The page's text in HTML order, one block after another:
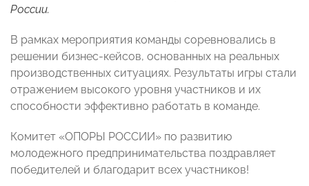
России.
В рамках мероприятия команды соревновались в
решении бизнес-кейсов, основанных на реальных
производственных ситуациях. Результаты игры стали
отражением высокого уровня участников и их
способности эффективно работать в команде.
Комитет «ОПОРЫ РОССИИ» по развитию
молодежного предпринимательства поздравляет
победителей и благодарит всех участников!